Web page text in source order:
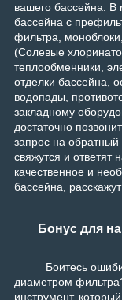
вашего бассейна. В
бассейна с
фильтра,
(Солевые
теплообменники,
отделки бассейна,
водопады,
закладному
достаточно
запрос на
свяжутся и ответят
качественное и
бассейна,
Бонус для
Боитесь
диаметром
инструмент,